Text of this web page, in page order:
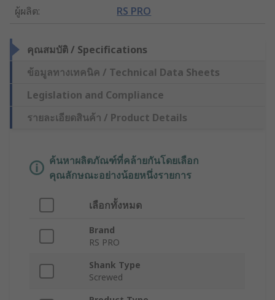
ผู้ผลิต: RS PRO
คุณสมบัติ / Specifications
ข้อมูลทางเทคนิค / Technical Data Sheets
Legislation and Compliance
รายละเอียดสินค้า / Product Details
ค้นหาผลิตภัณฑ์ที่คล้ายกันโดยเลือก
คุณลักษณะอย่างน้อยหนึ่งรายการ
เลือกทั้งหมด
Brand
RS PRO
Shank Type
Screwed